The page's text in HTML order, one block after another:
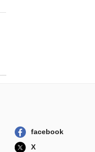
facebook
X